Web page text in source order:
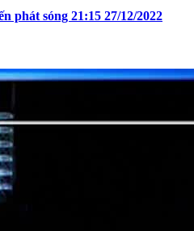
phát sóng 21:15 27/12/2022